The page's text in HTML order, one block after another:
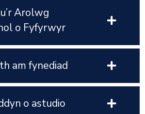
Arolwg
o Fyfyrwyr
am fynediad
o astudio